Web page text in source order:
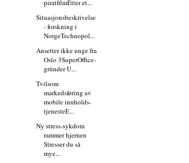
piratfilmEtter et...
Situasjonsbeskrivelse
- forskning i
NorgeTechnopol...
Ansetter ikke unge fra
Oslo 3SuperOffice-
gründer U...
Tvilsom
markedsføring av
mobile innholds­
tjenesteE...
Ny stress-sykdom
rammer hjernen
Stresser du så
mye...